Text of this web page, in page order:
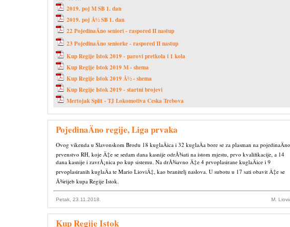
2019. poj M SB 1. dan
2019. poj Å½ SB 1. dan
22 PojedinaÄno seniori - raspored II nastup
23 PojedinaÄno seniorke - raspored II nastup
Kup Regije Istok 2019 - parovi pretkola i 1 kola
Kup Regije Istok 2019 M - shema
Kup Regije Istok 2019 Å½ - shema
Kup Regije Istok 2019 - startni brojevi
Mertojak Split - TJ Lokomotiva Ceska Trebova
PojedinaÄno regije, Liga prvaka
Ovog vikenda u Slavonskom Brodu 18 kuglaÄica i 32 kuglaÄa bore se za plasman na pojedinaÄno
prvenstvo RH, koje Ä‡e se sedam dana kasnije odrÅ¾ati na istom mjestu, prvo kvalifikacije, a 14
dana kasnije i zavrÅ¡nica po kup sistemu. Na drÅ¾avno Ä‡e 4 prvoplasirane kuglaÄice i 9
prvoplasiranih kuglaÄa te Mario LioviÄ‡, kao branitelj naslova. U subotu u 17 sati obavit Ä‡e se
Å¾rijeb kupa Regije Istok.
Petak, 23.11.2018. M.
Kup Regije Istok